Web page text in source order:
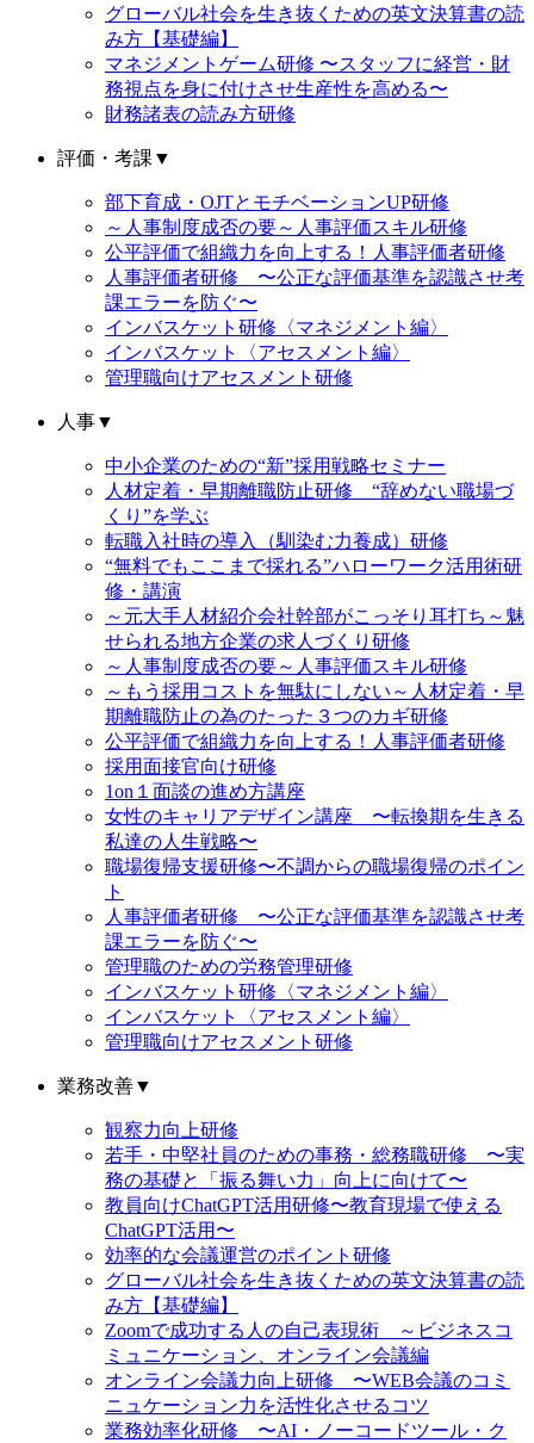
グローバル社会を生き抜くための英文決算書の読
み方【基礎編】
マネジメントゲーム研修 〜スタッフに経営・財
務視点を身に付けさせ生産性を高める〜
財務諸表の読み方研修
評価・考課 ▼
部下育成・OJTとモチベーションUP研修
～人事制度成否の要～人事評価スキル研修
公平評価で組織力を向上する！人事評価者研修
人事評価者研修 〜公正な評価基準を認識させ考
課エラーを防ぐ〜
インバスケット研修〈マネジメント編〉
インバスケット〈アセスメント編〉
管理職向けアセスメント研修
人事▼
中小企業のための“新”採用戦略セミナー
人材定着・早期離職防止研修 “辞めない職場づ
くり”を学ぶ
転職入社時の導入（馴染む力養成）研修
“無料でもここまで採れる”ハローワーク活用術研
修・講演
～元大手人材紹介会社幹部がこっそり耳打ち～魅
せられる地方企業の求人づくり研修
～人事制度成否の要～人事評価スキル研修
～もう採用コストを無駄にしない～人材定着・早
期離職防止の為のたった３つのカギ研修
公平評価で組織力を向上する！人事評価者研修
採用面接官向け研修
1on１面談の進め方講座
女性のキャリアデザイン講座 〜転換期を生きる
私達の人生戦略〜
職場復帰支援研修〜不調からの職場復帰のポイン
ト
人事評価者研修 〜公正な評価基準を認識させ考
課エラーを防ぐ〜
管理職のための労務管理研修
インバスケット研修〈マネジメント編〉
インバスケット〈アセスメント編〉
管理職向けアセスメント研修
業務改善▼
観察力向上研修
若手・中堅社員のための事務・総務職研修 〜実
務の基礎と「振る舞い力」向上に向けて〜
教員向けChatGPT活用研修〜教育現場で使える
ChatGPT活用〜
効率的な会議運営のポイント研修
グローバル社会を生き抜くための英文決算書の読
み方【基礎編】
Zoomで成功する人の自己表現術 ～ビジネスコ
ミュニケーション、オンライン会議編
オンライン会議力向上研修 〜WEB会議のコミ
ニュケーション力を活性化させるコツ
業務効率化研修 〜AI・ノーコードツール・ク